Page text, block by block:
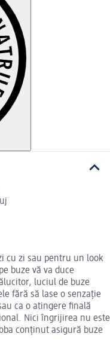
cu zi sau pentru un look
buze vă va duce
luciul de buze
fără să lase o senzație
ca o atingere finală
Nici îngrijirea nu este
conținut asigură buze